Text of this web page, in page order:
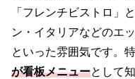
「フレンチビストロ」
ン・イタリアなどのエ
といった雰囲気です。
が看板メニューとして